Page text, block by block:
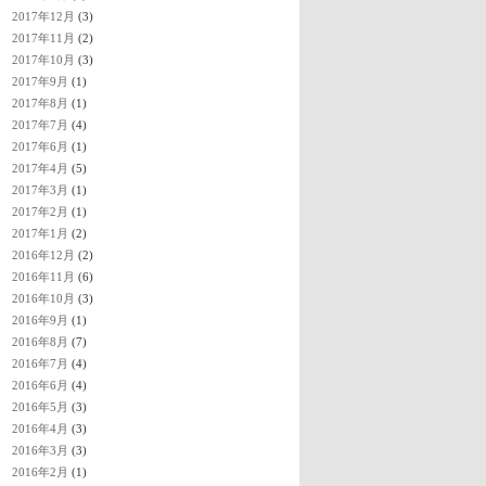
2017年12月 (3)
2017年11月 (2)
2017年10月 (3)
2017年9月 (1)
2017年8月 (1)
2017年7月 (4)
2017年6月 (1)
2017年4月 (5)
2017年3月 (1)
2017年2月 (1)
2017年1月 (2)
2016年12月 (2)
2016年11月 (6)
2016年10月 (3)
2016年9月 (1)
2016年8月 (7)
2016年7月 (4)
2016年6月 (4)
2016年5月 (3)
2016年4月 (3)
2016年3月 (3)
2016年2月 (1)